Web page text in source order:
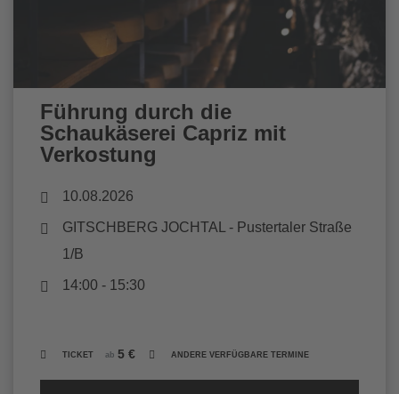
Führung durch die
Schaukäserei Capriz mit
Verkostung
10.08.2026
GITSCHBERG JOCHTAL- Pustertaler Straße
1/B
14:00 - 15:30
TICKET ab 5 € ANDERE VERFÜGBARE TERMINE